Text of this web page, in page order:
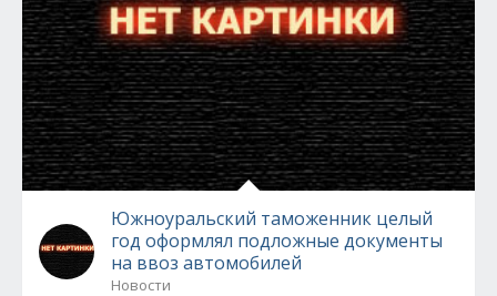
Южноуральский таможенник целый
год оформлял подложные документы
на ввоз автомобилей
Новости